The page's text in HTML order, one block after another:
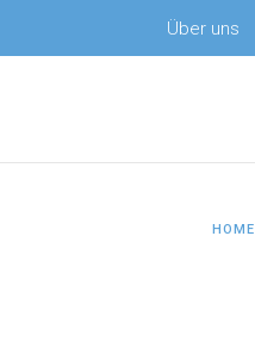
Über uns
HOME